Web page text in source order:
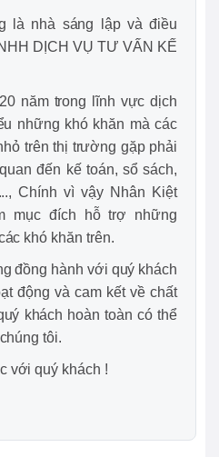
là nhà sáng lập và điều
DỊCH VỤ TƯ VẤN KẾ
năm trong lĩnh vực dịch
những khó khăn mà các
trên thị trường gặp phải
đến kế toán, sổ sách,
Chính vì vậy Nhân Kiệt
mục đích hỗ trợ những
khó khăn trên.
đồng hành với quý khách
động và cam kết về chất
khách hoàn toàn có thể
tôi.
với quý khách !